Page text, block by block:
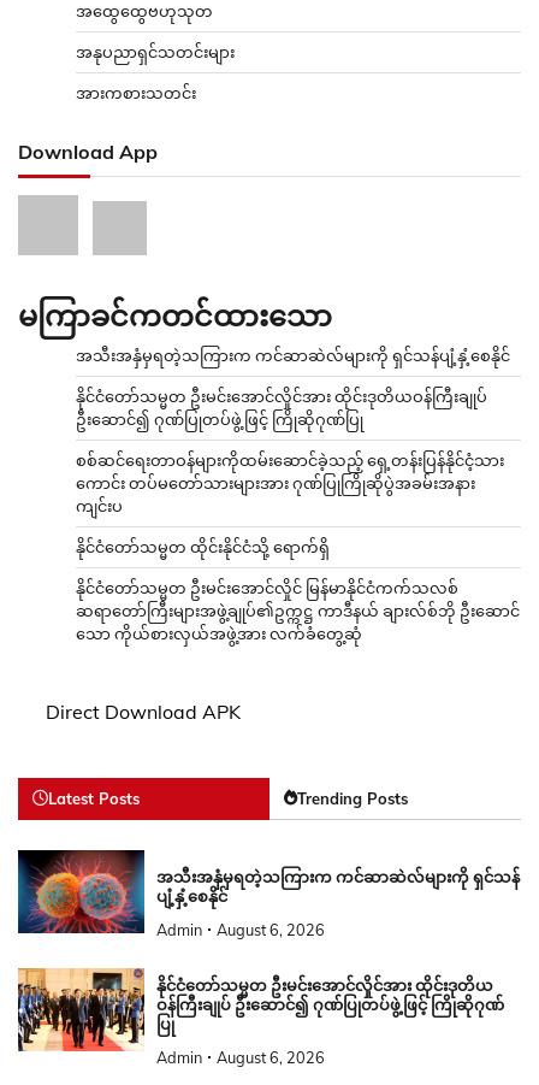
အထွေထွေဗဟုသုတ
အနုပညာရှင်သတင်းများ
အားကစားသတင်း
Download App
မကြာခင်ကတင်ထားသော
အသီးအနှံမှရတဲ့သကြားက ကင်ဆာဆဲလ်များကို ရှင်သန်ပျံ့နှံ့စေနိုင်
နိုင်ငံတော်သမ္မတ ဦးမင်းအောင်လှိုင်အား ထိုင်းဒုတိယဝန်ကြီးချုပ်
ဦးဆောင်၍ ဂုဏ်ပြုတပ်ဖွဲ့ဖြင့် ကြိုဆိုဂုဏ်ပြု
စစ်ဆင်ရေးတာဝန်များကိုထမ်းဆောင်ခဲ့သည့် ရှေ့တန်းပြန်နိုင်ငံ့သား
ကောင်း တပ်မတော်သားများအား ဂုဏ်ပြုကြိုဆိုပွဲအခမ်းအနား
ကျင်းပ
နိုင်ငံတော်သမ္မတ ထိုင်းနိုင်ငံသို့ ရောက်ရှိ
နိုင်ငံတော်သမ္မတ ဦးမင်းအောင်လှိုင် မြန်မာနိုင်ငံကက်သလစ်
ဆရာတော်ကြီးများအဖွဲ့ချုပ်၏ဥက္ကဋ္ဌ ကာဒီနယ် ချားလ်စ်ဘို ဦးဆောင်
သော ကိုယ်စားလှယ်အဖွဲ့အား လက်ခံတွေ့ဆုံ
Direct Download APK
Latest Posts Trending Posts
အသီးအနှံမှရတဲ့သကြားက ကင်ဆာဆဲလ်များကို ရှင်သန်
ပျံ့နှံ့စေနိုင်
Admin August 6, 2026
နိုင်ငံတော်သမ္မတ ဦးမင်းအောင်လှိုင်အား ထိုင်းဒုတိယ
ဝန်ကြီးချုပ် ဦးဆောင်၍ ဂုဏ်ပြုတပ်ဖွဲ့ဖြင့် ကြိုဆိုဂုဏ်
ပြု
Admin August 6, 2026